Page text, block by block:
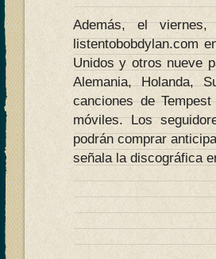
Además, el
listentobobdylan.com
Unidos y otros nueve
Alemania, Holanda,
canciones de
móviles. Los
podrán comprar
señala la discográfica